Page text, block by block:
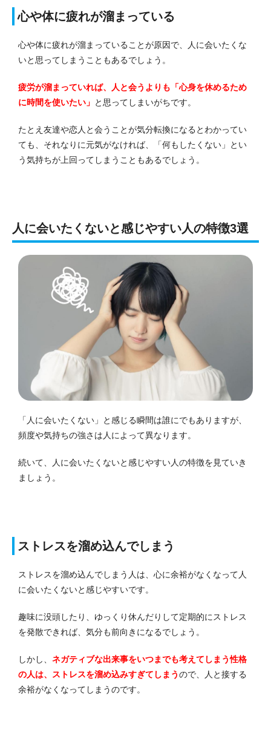
心や体に疲れが溜まっている
心や体に疲れが溜まっていることが原因で、人に会いたくな
いと思ってしまうこともあるでしょう。
疲労が溜まっていれば、人と会うよりも「心身を休めるため
に時間を使いたい」 と思ってしまいがちです。
たとえ友達や恋人と会うことが気分転換になるとわかってい
ても、それなりに元気がなければ、「何もしたくない」とい
う気持ちが上回ってしまうこともあるでしょう。
人に会いたくないと感じやすい人の特徴3選
「人に会いたくない」と感じる瞬間は誰にでもありますが、
頻度や気持ちの強さは人によって異なります。
続いて、人に会いたくないと感じやすい人の特徴を見ていき
ましょう。
ストレスを溜め込んでしまう
ストレスを溜め込んでしまう人は、心に余裕がなくなって人
に会いたくないと感じやすいです。
趣味に没頭したり、ゆっくり休んだりして定期的にストレス
を発散できれば、気分も前向きになるでしょう。
しかし、 ネガティブな出来事をいつまでも考えてしまう性格
の人は、ストレスを溜め込みすぎてしまうので、人と接する
余裕がなくなってしまうのです。